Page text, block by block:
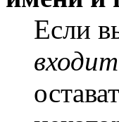
Если